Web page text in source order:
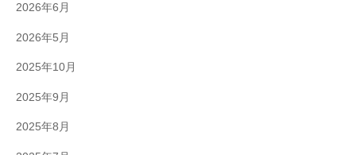
2026年6月
2026年5月
2025年10月
2025年9月
2025年8月